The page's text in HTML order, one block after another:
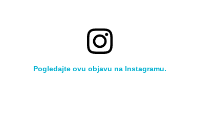
Pogledajte ovu objavu na Instagramu.